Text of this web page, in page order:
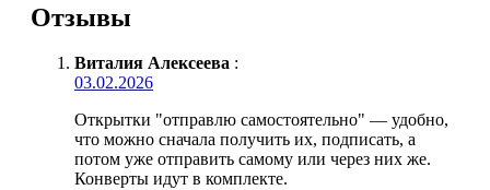
Отзывы
Виталия Алексеева :
03.02.2026
Открытки "отправлю самостоятельно" — удобно,
что можно сначала получить их, подписать, а
потом уже отправить самому или через них же.
Конверты идут в комплекте.